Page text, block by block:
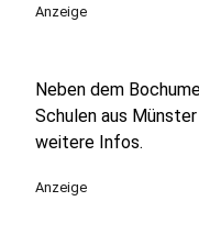
Anzeige
Neben dem
Schulen aus
weitere Infos.
Anzeige